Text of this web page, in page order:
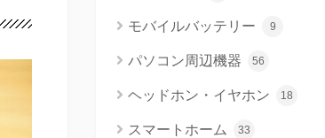
モバイルバッテリー 9
パソコン周辺機器 56
ヘッドホン・イヤホン 18
スマートホーム 33